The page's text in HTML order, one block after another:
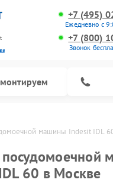
+7 (495)
Ежедневно с
+7 (800)
Звонок
машины Indesit IDL
60 в Москве